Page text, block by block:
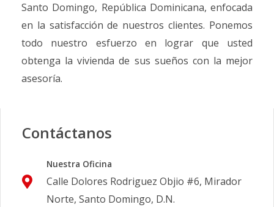
Santo Domingo, República Dominicana, enfocada
en la satisfacción de nuestros clientes. Ponemos
todo nuestro esfuerzo en lograr que usted
obtenga la vivienda de sus sueños con la mejor
asesoría.
Contáctanos
Nuestra Oficina
Calle Dolores Rodriguez Objio #6, Mirador
Norte, Santo Domingo, D.N.